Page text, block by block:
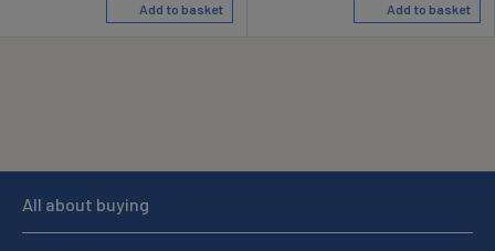
Add to basket Add to basket
All about buying